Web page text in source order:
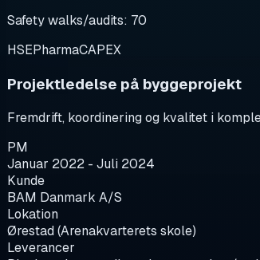
Safety walks/audits: 70
HSEPharmaCAPEX
Projektledelse på byggeprojekt
Fremdrift, koordinering og kvalitet i
PM
Januar 2022 - Juli 2024
Kunde
BAM Danmark A/S
Lokation
Ørestad (Arenakvarterets skole)
Leverancer